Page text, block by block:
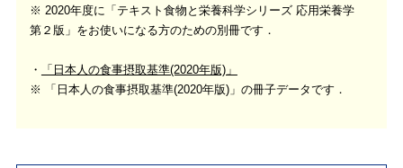
※ 2020年度に「テキスト食物と栄養科学シリーズ 応用栄養学
第２版」をお使いになる方のための別冊です．
「日本人の食事摂取基準(2020年版)」
※ 「日本人の食事摂取基準(2020年版)」の冊子データです．